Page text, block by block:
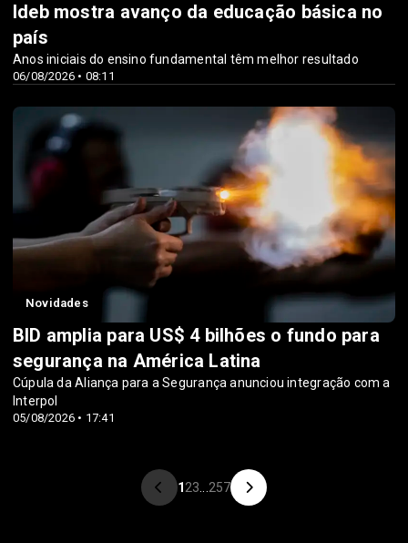
06/08/2026 • 08:11
Ideb mostra avanço da educação básica no
país
Anos iniciais do ensino fundamental têm melhor resultado
Novidades
05/08/2026 • 17:41
BID amplia para US$ 4 bilhões o fundo para
segurança na América Latina
Cúpula da Aliança para a Segurança anunciou integração com a
Interpol
123 257